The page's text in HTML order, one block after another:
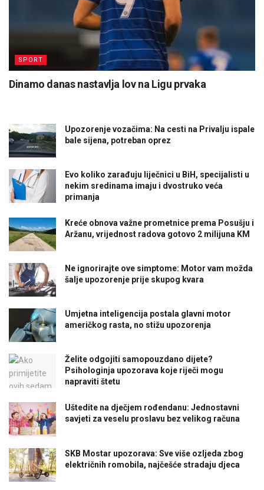
SPORT
Dinamo danas nastavlja lov na Ligu prvaka
Upozorenje vozačima: Na cesti na Privalju ispale
bale sijena, potreban oprez
Evo koliko zarađuju liječnici u BiH, specijalisti u
nekim sredinama imaju i dvostruko veća
primanja
Kreće obnova važne prometnice prema Posušju i
Aržanu, vrijednost radova gotovo 2 milijuna KM
Ne ignorirajte ove simptome: Motor vam možda
šalje upozorenje prije skupog kvara
Umjetna inteligencija postala glavni motor
američkog rasta, no stižu upozorenja
Želite odgojiti samopouzdano dijete?
Psihologinja upozorava koje riječi mogu
napraviti štetu
Uštedite na dječjem rođendanu: Jednostavni
savjeti za veselu proslavu bez velikog računa
SKB Mostar upozorava: Sve više ozljeda zbog
električnih romobila, najčešće stradaju djeca